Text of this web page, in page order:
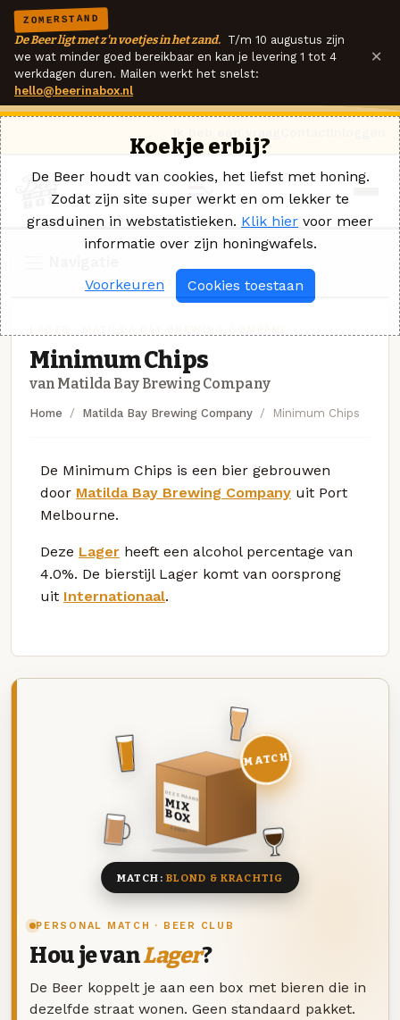
ZOMERSTAND
De Beer ligt met z'n voetjes in het zand. T/m 10 augustus zijn
we wat minder goed bereikbaar en kan je levering 1 tot 4
werkdagen duren. Mailen werkt het snelst:
hello@beerinabox.nl
×
Minimum Chips
van Matilda Bay Brewing Company
Home Matilda Bay Brewing Company Minimum Chips
De Minimum Chips is een bier gebrouwen
door Matilda Bay Brewing Company uit Port
Melbourne.
Deze Lager heeft een alcohol percentage van
4.0%. De bierstijl Lager komt van oorsprong
uit Internationaal.
PERSONAL MATCH · BEER CLUB
Hou je vanLager?
De Beer koppelt je aan een box met bieren die in
dezelfde straat wonen. Geen standaard pakket.
DEZE MAAND
MIX
BOX
8 BIEREN
MATCH
MATCH: BLOND & KRACHTIG
Koekje erbij?
De Beer houdt van cookies, het liefst met honing.
Zodat zijn site super werkt en om lekker te
grasduinen in webstatistieken. Klik hier voor meer
informatie over zijn honingwafels.
Voorkeuren Cookies toestaan